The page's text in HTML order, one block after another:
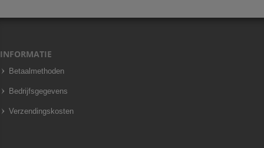
INFORMATIE
Betaalmethoden
Bedrijfsgegevens
Verzendingskosten